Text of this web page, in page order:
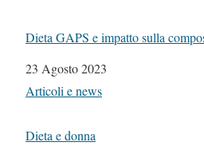
Dieta GAPS e impatto sulla
Data
23 Agosto 2023
In relazione a
Articoli e news
Dieta e donna